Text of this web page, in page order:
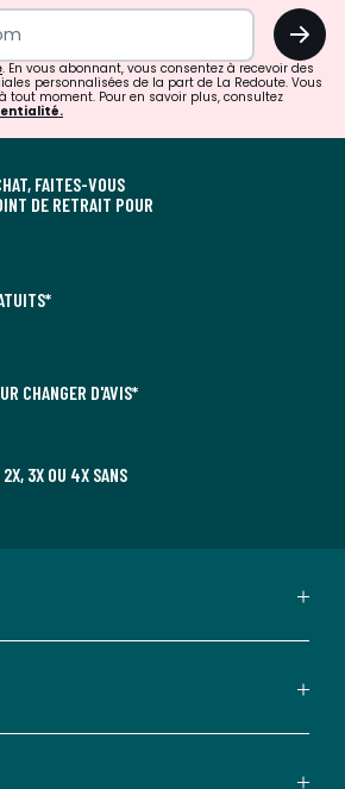
OK
. En vous abonnant, vous consentez à recevoir des
personnalisées de la part de La Redoute. Vous
à tout moment. Pour en savoir plus, consultez
FAITES-VOUS
DE RETRAIT POUR
CHANGER D'AVIS*
3X OU 4X SANS